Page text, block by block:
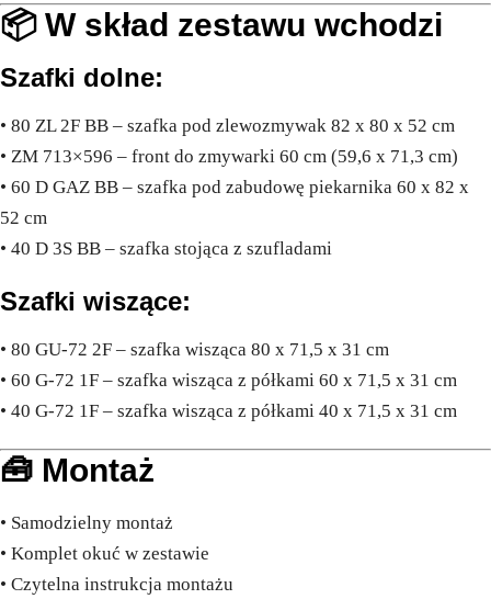
📦 W skład zestawu wchodzi
Szafki dolne:
• 80 ZL 2F BB – szafka pod zlewozmywak 82 x 80 x 52 cm
• ZM 713×596 – front do zmywarki 60 cm (59,6 x 71,3 cm)
• 60 D GAZ BB – szafka pod zabudowę piekarnika 60 x 82 x
52 cm
• 40 D 3S BB – szafka stojąca z szufladami
Szafki wiszące:
• 80 GU-72 2F – szafka wisząca 80 x 71,5 x 31 cm
• 60 G-72 1F – szafka wisząca z półkami 60 x 71,5 x 31 cm
• 40 G-72 1F – szafka wisząca z półkami 40 x 71,5 x 31 cm
🧰 Montaż
• Samodzielny montaż
• Komplet okuć w zestawie
• Czytelna instrukcja montażu